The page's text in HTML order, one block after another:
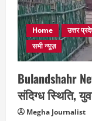
Home उत्तर
सभी न्यूज़
Bulandshahr
संदिग्ध स्थिति,
Megha Journalist